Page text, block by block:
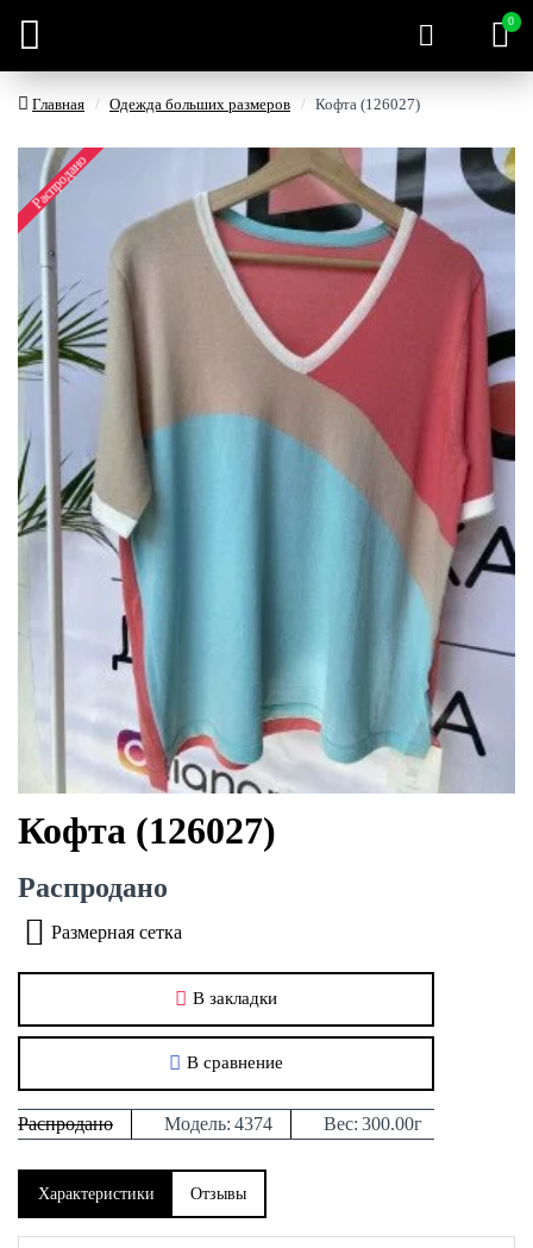
0
Главная Одежда больших размеров Кофта (126027)
Распродано
Кофта (126027)
Распродано Модель: 4374 Вес: 300.00г
Распродано
В закладки
В сравнение
Размерная сетка
Характеристики Отзывы